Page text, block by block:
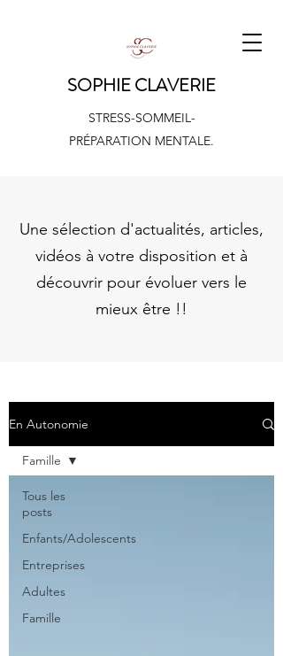
SOPHIE CLAVERIE
STRESS-SOMMEIL-
PRÉPARATION MENTALE.
Une sélection d'actualités, articles,
vidéos à votre disposition et à
découvrir pour évoluer vers le
mieux être !!
En Autonomie
Tous les
posts
Enfants/Adolescents
Entreprises
Adultes
Famille
Famille